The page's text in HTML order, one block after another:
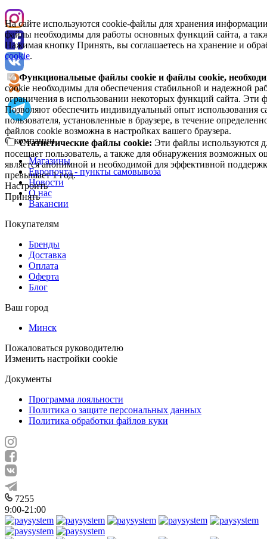
На сайте используются cookie-файлы для хранения
файлы необходимы для работы основных функций сайта, а
Нажимая кнопку Принять, вы соглашаетесь на хранение и
cookie.
Функциональные файлы cookie и файлы cookie,
cookie необходимы для обеспечения стабильной и надежной
ограничения в использовании некоторых функций сайта. Эти
Позволяют обеспечить индивидуальный опыт использования
пользователя, установленные в браузере, в течение
файлов cookie возможна в настройках вашего браузера.
Статистические файлы cookie: Эти файлы используются
посещает пользователь, а также для обнаружения возможных
является анонимной и необходимой для эффективной
превышает 1 год.
Настроить
Принять
О компании
Магазины
Европочта - пункты самовывоза
Новости
О нас
Вакансии
Покупателям
Бренды
Доставка
Оплата
Оферта
Блог
Ваш город
Минск
Пожаловаться руководителю
Изменить настройки cookie
Документы
Программа лояльности
Политика о защите персональных данных
Политика обработки файлов куки
7255
9:00-21:00